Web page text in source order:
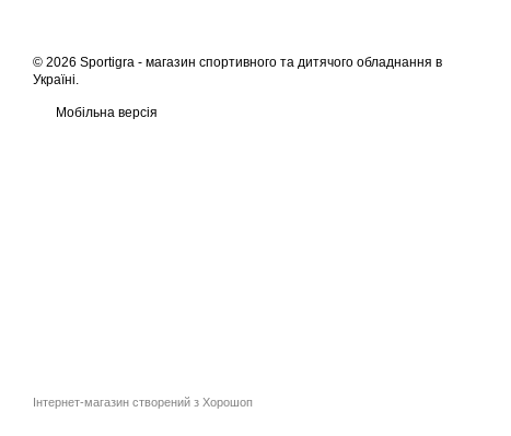
© 2026 Sportigra - магазин спортивного та дитячого обладнання в
Україні.
Мобільна версія
Інтернет-магазин створений з Хорошоп